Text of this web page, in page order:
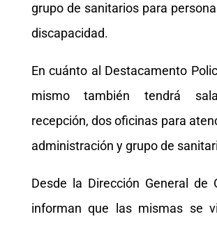
grupo de sanitarios para
discapacidad.
En cuánto al Destacamento
mismo también tendrá
recepción, dos oficinas para
administración y grupo de
Desde la Dirección General de
informan que las mismas se